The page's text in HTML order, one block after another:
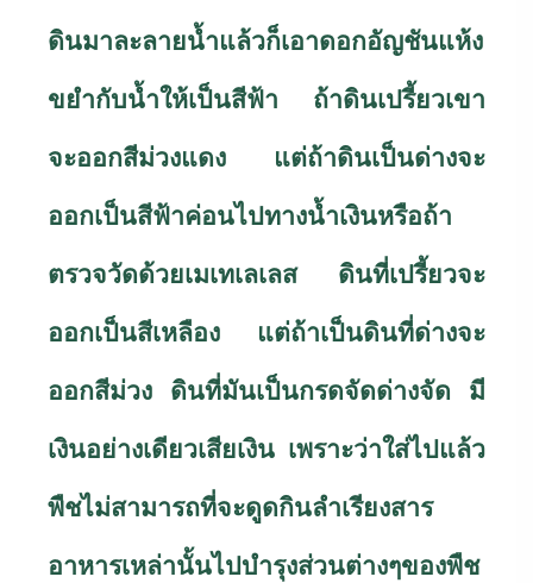
ดินมาละลายน้ำแล้วก็เอาดอกอัญชันแห้ง
ขยำกับน้ำให้เป็นสีฟ้า ถ้าดินเปรี้ยวเขา
จะออกสีม่วงแดง แต่ถ้าดินเป็นด่างจะ
ออกเป็นสีฟ้าค่อนไปทางน้ำเงินหรือถ้า
ตรวจวัดด้วยเมเทเลเลส ดินที่เปรี้ยวจะ
ออกเป็นสีเหลือง แต่ถ้าเป็นดินที่ด่างจะ
ออกสีม่วง ดินที่มันเป็นกรดจัดด่างจัด มี
เงินอย่างเดียวเสียเงิน เพราะว่าใส่ไปแล้ว
พืชไม่สามารถที่จะดูดกินลำเรียงสาร
อาหารเหล่านั้นไปบำรุงส่วนต่างๆของพืช